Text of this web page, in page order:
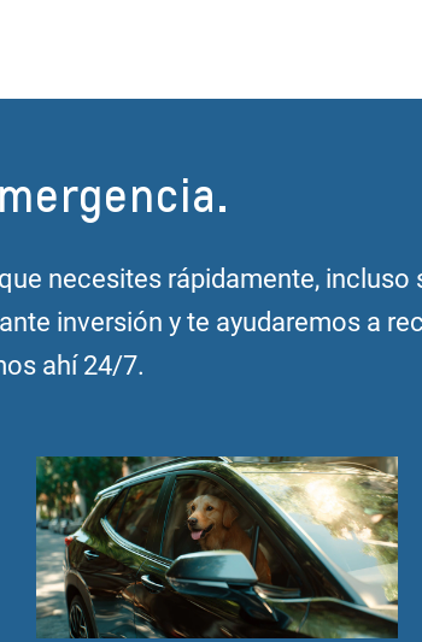
necesites rápidamente,
inversión y te ayudaremos a
ahí 24/7.